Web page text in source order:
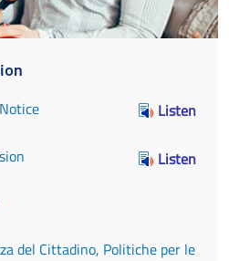
Listen
Listen
del Cittadino, Politiche per le